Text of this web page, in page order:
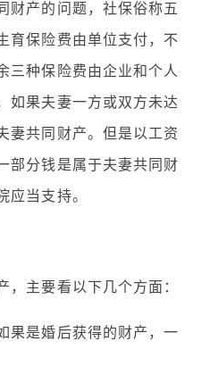
财产的问题，社保俗称五
育保险费由单位支付，不
三种保险费由企业和个人
如果夫妻一方或双方未达
妻共同财产。但是以工资
部分钱是属于夫妻共同财
应当支持。
，主要看以下几个方面：
果是婚后获得的财产，一